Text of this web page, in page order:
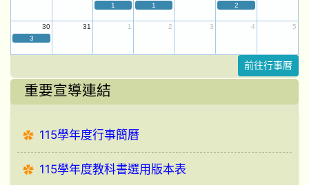
1
1 2
30 31 1 2 3 4
5
3
前往行事曆
重要宣導連結
115學年度行事簡曆
115學年度教科書選用版本表